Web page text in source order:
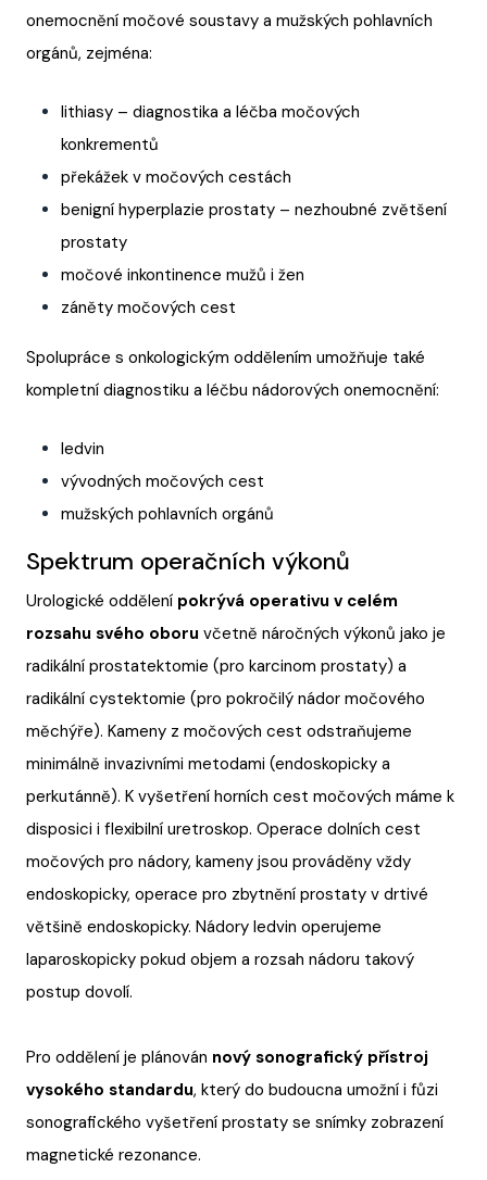
onemocnění močové soustavy a mužských pohlavních
orgánů, zejména:
lithiasy – diagnostika a léčba močových
konkrementů
překážek v močových cestách
benigní hyperplazie prostaty – nezhoubné zvětšení
prostaty
močové inkontinence mužů i žen
záněty močových cest
Spolupráce s onkologickým oddělením umožňuje také
kompletní diagnostiku a léčbu nádorových onemocnění:
ledvin
vývodných močových cest
mužských pohlavních orgánů
Spektrum operačních výkonů
Urologické oddělení pokrývá operativu v celém
rozsahu svého oboru včetně náročných výkonů jako je
radikální prostatektomie (pro karcinom prostaty) a
radikální cystektomie (pro pokročilý nádor močového
měchýře). Kameny z močových cest odstraňujeme
minimálně invazivními metodami (endoskopicky a
perkutánně). K vyšetření horních cest močových máme k
disposici i flexibilní uretroskop. Operace dolních cest
močových pro nádory, kameny jsou prováděny vždy
endoskopicky, operace pro zbytnění prostaty v drtivé
většině endoskopicky. Nádory ledvin operujeme
laparoskopicky pokud objem a rozsah nádoru takový
postup dovolí.
Pro oddělení je plánován nový sonografický přístroj
vysokého standardu, který do budoucna umožní i fůzi
sonografického vyšetření prostaty se snímky zobrazení
magnetické rezonance.